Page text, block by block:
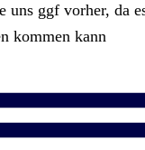
uns ggf vorher, da
kommen kann